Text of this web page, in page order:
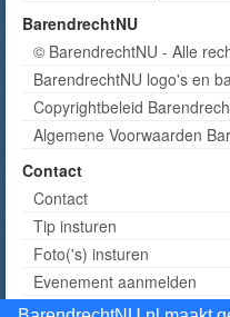
BarendrechtNU
© BarendrechtNU - Alle
BarendrechtNU logo's en
Copyrightbeleid
Algemene Voorwaarden
Contact
Contact
Tip insturen
Foto('s) insturen
Evenement aanmelden
Informatie aanvragen